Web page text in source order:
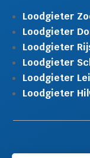
Loodgieter
Loodgieter
Loodgieter
Loodgieter
Loodgieter
Loodgieter